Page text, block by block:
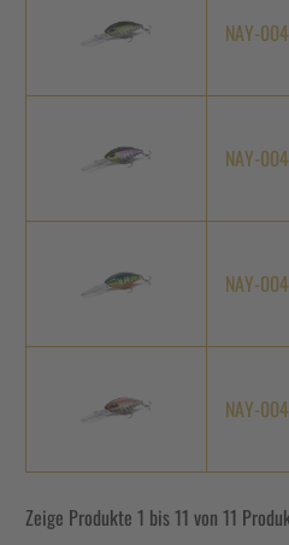
NAY-
NAY-
NAY-
NAY-
Zeige Produkte 1 bis 11 von 11